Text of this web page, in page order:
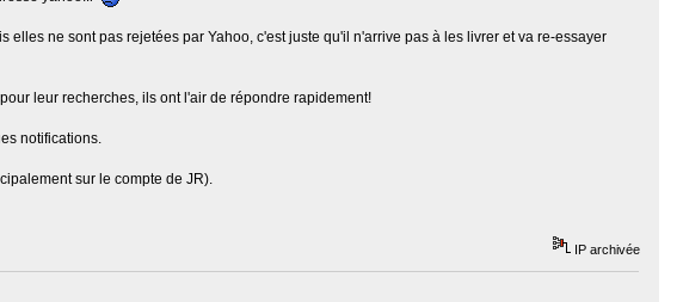
ne sont pas rejetées par Yahoo, c'est juste qu'il n'arrive pas à les livrer et va re-essayer
leur recherches, ils ont l'air de répondre rapidement!
notifications.
sur le compte de JR).
IP archivée